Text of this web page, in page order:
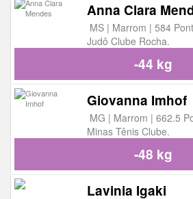
Anna Clara
MS | Marrom | 584
Judô Clube Rocha.
-44 kg
Giovanna Imhof
MG | Marrom | 662.5
Minas Tênis Clube.
-48 kg
Lavinia Igaki